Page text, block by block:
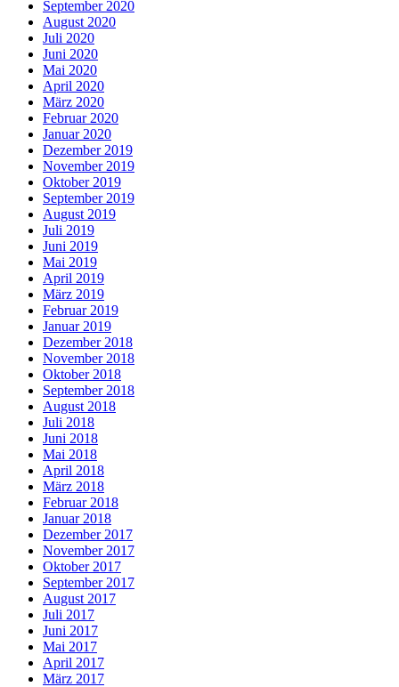
September 2020
August 2020
Juli 2020
Juni 2020
Mai 2020
April 2020
März 2020
Februar 2020
Januar 2020
Dezember 2019
November 2019
Oktober 2019
September 2019
August 2019
Juli 2019
Juni 2019
Mai 2019
April 2019
März 2019
Februar 2019
Januar 2019
Dezember 2018
November 2018
Oktober 2018
September 2018
August 2018
Juli 2018
Juni 2018
Mai 2018
April 2018
März 2018
Februar 2018
Januar 2018
Dezember 2017
November 2017
Oktober 2017
September 2017
August 2017
Juli 2017
Juni 2017
Mai 2017
April 2017
März 2017